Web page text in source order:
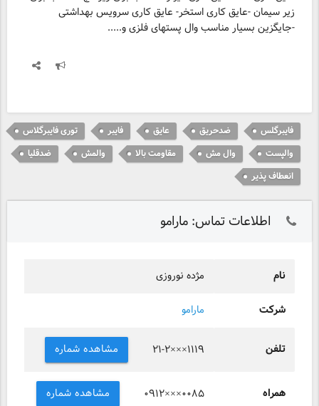
زیر سیمان -عایق کاری استخر- عایق کاری سرویس بهداشتی
-جایگزین بسیار مناسب وال پستهای فلزی و.....
فایبرگلس ضدحریق عایق فایبر
توری فایبرگلاس
والپست
وال مش مقاومت بالا والمش
ضدقلیا
انعطاف پذیر
اطلاعات تماس: مارامو
نام مژده نوروزی
شرکت مارامو
تلفن ۲۱-۲×××۱۱۱۹ مشاهده شماره
همراه ۰۹۱۲×××۰۰۸۵ مشاهده شماره